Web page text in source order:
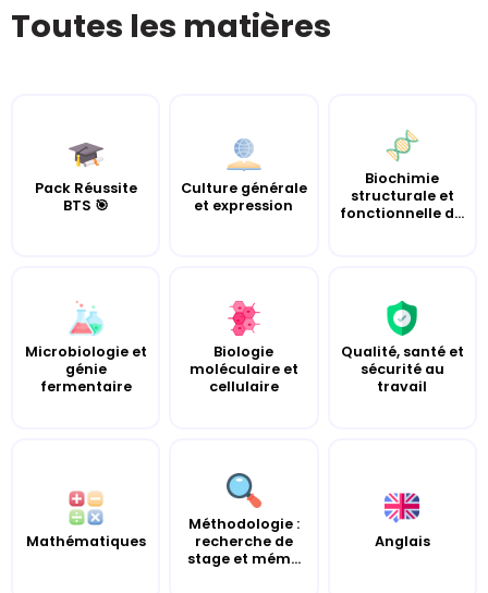
Toutes les matières
Pack Réussite
BTS 🎯
Culture générale
et expression
Biochimie
structurale et
fonctionnelle d...
Microbiologie et
génie
fermentaire
Biologie
moléculaire et
cellulaire
Qualité, santé et
sécurité au
travail
Mathématiques
Méthodologie :
recherche de
stage et mém...
Anglais